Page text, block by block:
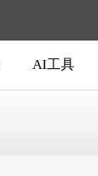
AI工具